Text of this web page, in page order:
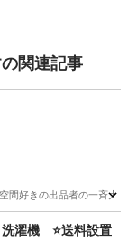
関連記事
間好きの出品者の一斉
濯機 ⭐️送料設置